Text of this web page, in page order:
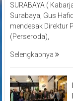
SURABAYA (
Surabaya, Gus
mendesak Direktur
(Perseroda),
Selengkapnya